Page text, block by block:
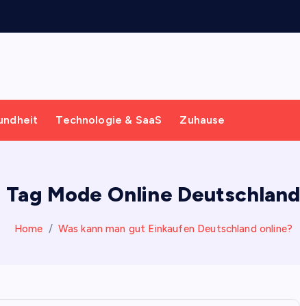
Technologie & SaaS Zuhause
Tag Mode Online Deutschland
Home Was kann man gut Einkaufen Deutschland online?